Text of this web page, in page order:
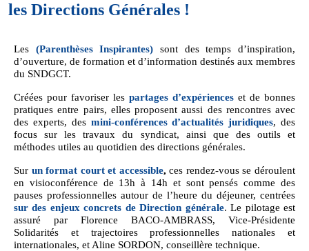
les Directions Générales !
Les (Parenthèses Inspirantes)
sont des temps d’inspiration,
d’ouverture, de formation et d’information destinés aux membres
du SNDGCT.
Créées pour favoriser les partages d’expériences et de bonnes
pratiques entre pairs, elles proposent aussi des rencontres avec
des experts, des mini-conférences d’actualités juridiques, des
focus sur les travaux du syndicat, ainsi que des outils et
méthodes utiles au quotidien des directions générales.
Sur un format court et accessible,ces rendez-vous se déroulent
en visioconférence de 13h à 14h et sont pensés comme des
pauses professionnelles autour de l’heure du déjeuner, centrées
sur des enjeux concrets de Direction générale. Le pilotage est
assuré par Florence BACO-AMBRASS, Vice-Présidente
Solidarités et trajectoires professionnelles nationales et
internationales, et Aline SORDON, conseillère technique.